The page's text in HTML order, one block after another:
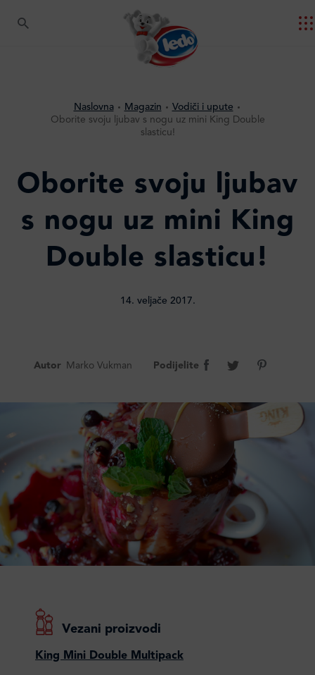
Naslovna Magazin
Vodiči i upute
Oborite svoju ljubav s nogu uz mini King Double
slasticu!
Oborite svoju ljubav
s nogu uz mini King
Double slasticu!
14. veljače 2017.
Autor Marko Vukman Podijelite
Vezani proizvodi
King Mini Double Multipack